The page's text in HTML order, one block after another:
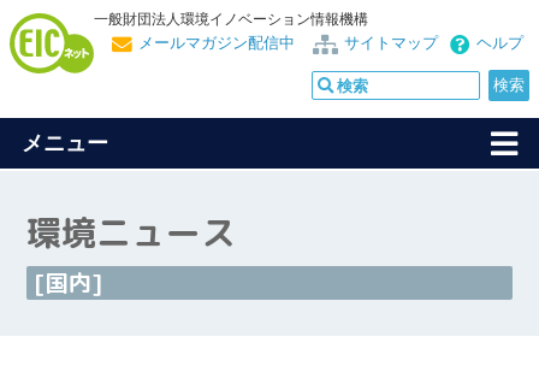
一般財団法人環境イノベーション情報機構
ヘルプ
サイトマップ
メールマガジン配信中
メニュー
環境ニュース
[国内]